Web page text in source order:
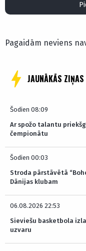
Pagaidām neviens
JAUNĀKĀS ZIŅAS
Šodien 08:09
Ar spožo talantu
čempionātu
Šodien 00:03
Stroda pārstāvētā
Dānijas klubam
06.08.2026 22:53
Sieviešu basketbola
uzvaru